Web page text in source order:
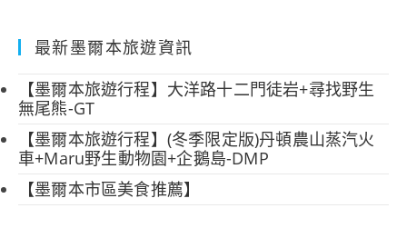
最新墨爾本旅遊資訊
【墨爾本旅遊行程】大洋路十二門徒岩+尋找野生
無尾熊-GT
【墨爾本旅遊行程】(冬季限定版)丹頓農山蒸汽火
車+Maru野生動物園+企鵝島-DMP
【墨爾本市區美食推薦】